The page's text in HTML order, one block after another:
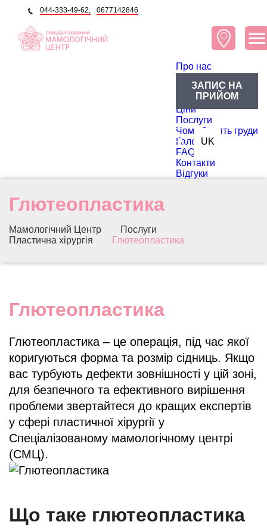
044-333-49-62, 0677142846
Про нас
Блог
Лікарі
Ціни
Послуги
Чому болять груди
Галерея
FAQ
Контакти
Відгуки
RU UK
ЗАПИС НА
ПРИЙОМ
Глютеопластика
Мамологічний Центр
Послуги
Пластична хірургія
Глютеопластика
Глютеопластика
Глютеопластика – це операція, під час якої
коригуються форма та розмір сідниць. Якщо
вас турбують дефекти зовнішності у цій зоні,
для безпечного та ефективного вирішення
проблеми звертайтеся до кращих експертів
у сфері пластичної хірургії у
Спеціалізованому мамологічному центрі
(СМЦ).
Що таке глютеопластика